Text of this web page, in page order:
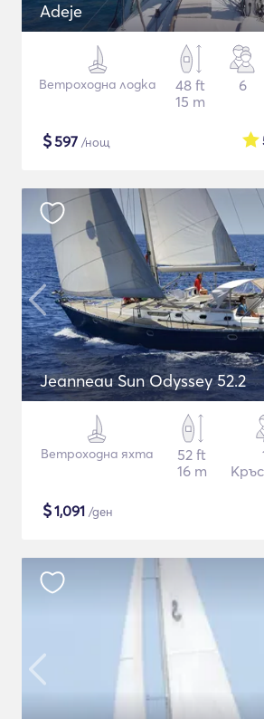
Adeje
Ветроходна лодка
48 ft
15 m
6
$597 /нощ
Jeanneau Sun Odyssey 52.2
Ветроходна яхта
52 ft
16 m
$1,091 /ден